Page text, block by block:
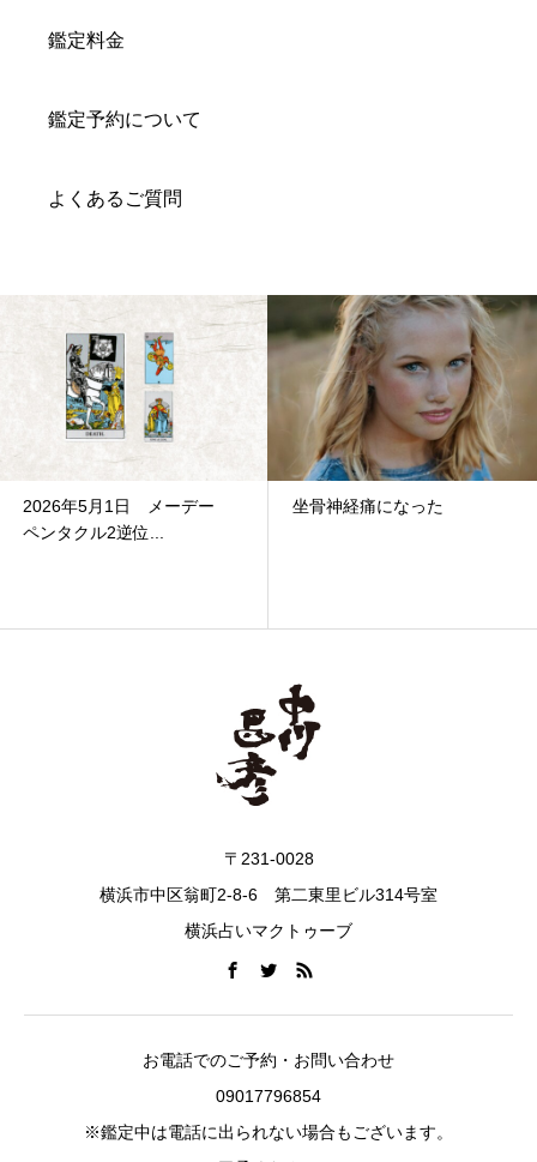
鑑定料金
鑑定予約について
よくあるご質問
坐骨神経痛になった
12月28日 水曜日 ワンドキン
〒231-0028
横浜市中区翁町2-8-6 第二東里ビル314号室
横浜占いマクトゥーブ
お電話でのご予約・お問い合わせ
09017796854
※鑑定中は電話に出られない場合もございます。